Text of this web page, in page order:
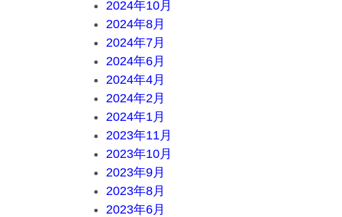
2024年10月
2024年8月
2024年7月
2024年6月
2024年4月
2024年2月
2024年1月
2023年11月
2023年10月
2023年9月
2023年8月
2023年6月